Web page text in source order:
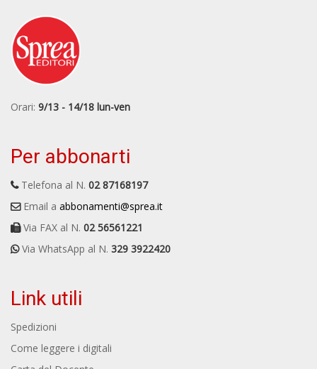
Orari: 9/13 - 14/18 lun-ven
Per abbonarti
Telefona al N. 02 87168197
Email a abbonamenti@sprea.it
Via FAX al N. 02 56561221
Via WhatsApp al N. 329 3922420
Link utili
Spedizioni
Come leggere i digitali